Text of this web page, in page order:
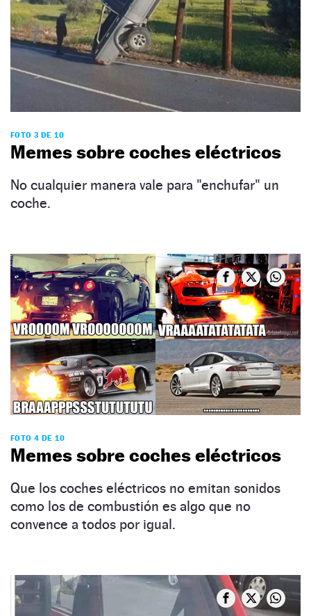
FOTO 3 DE 10
Memes sobre coches eléctricos
No cualquier manera vale para "enchufar" un
coche.
FOTO 4 DE 10
Memes sobre coches eléctricos
Que los coches eléctricos no emitan sonidos
como los de combustión es algo que no
convence a todos por igual.